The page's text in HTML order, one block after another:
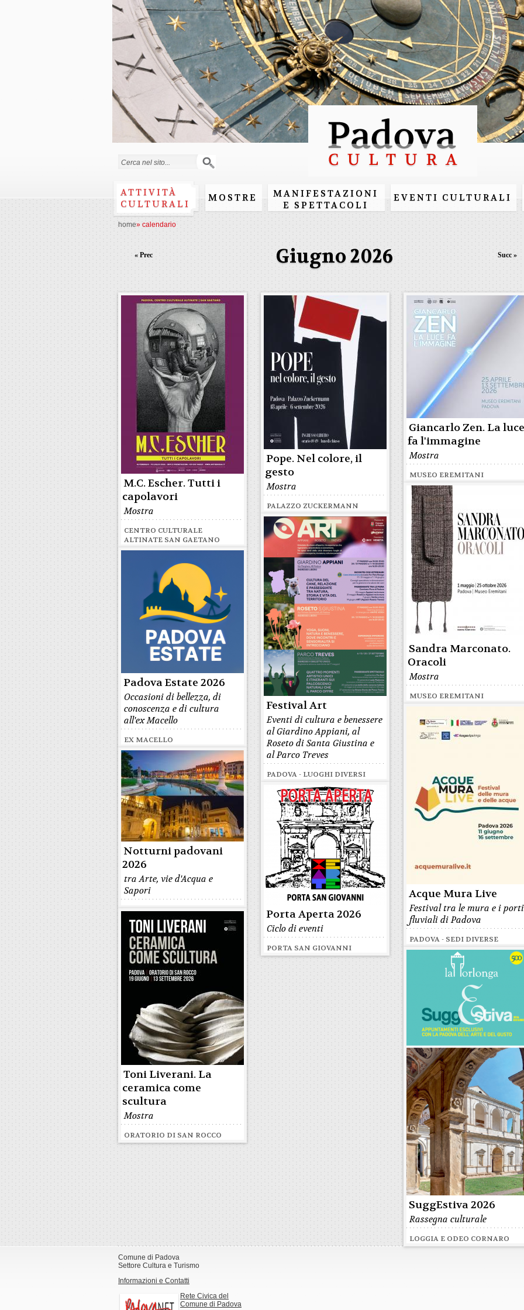
Salta al
contenuto
principale
Form di ricerca
ATTIVITÀ
CULTURALI
MOSTRE
MANIFESTAZIONI
E SPETTACOLI
EVENTI CULTURALI
home» calendario
Giugno 2026
« Prec Succ »
M.C. Escher. Tutti i
capolavori
Mostra
CENTRO CULTURALE
ALTINATE SAN GAETANO
Pope. Nel colore, il
gesto
Mostra
PALAZZO ZUCKERMANN
Giancarlo Zen. La
fa l'immagine
Mostra
MUSEO EREMITANI
Sandra Marconato.
Oracoli
Mostra
MUSEO EREMITANI
Festival Art
Eventi di cultura e benessere
al Giardino Appiani, al
Roseto di Santa Giustina e
al Parco Treves
PADOVA - LUOGHI DIVERSI
Padova Estate 2026
Occasioni di bellezza, di
conoscenza e di cultura
all'ex Macello
EX MACELLO
Acque Mura Live
Festival tra le mura e i porti
fluviali di Padova
PADOVA - SEDI DIVERSE
Notturni padovani
2026
tra Arte, vie d'Acqua e
Sapori
Porta Aperta 2026
Ciclo di eventi
PORTA SAN GIOVANNI
Toni Liverani. La
ceramica come
scultura
Mostra
ORATORIO DI SAN ROCCO
SuggEstiva 2026
Rassegna culturale
LOGGIA E ODEO CORNARO
Comune di Padova
Settore Cultura e Turismo
Informazioni e Contatti
Rete Civica del
Comune di Padova